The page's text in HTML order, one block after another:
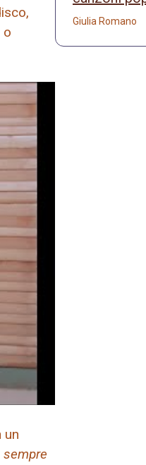
o
un
Giulia Romano